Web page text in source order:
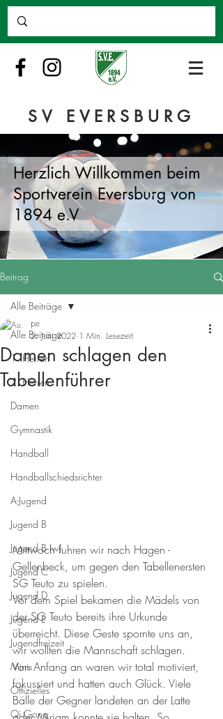
SV EVERSBURG
Herzlich Willkommen beim
Sportverein Eversburg von
1894 e.V
Beitrag
Alle Beiträge
1. Herren
2. Herren
Damen
Gymnastik
Handball
Handballschiedsrichter
A-Jugend
Jugend B
Jugend B (w)
Jugend C
Jugend D
Jugend E
Jugendfreizeit
Minis
Offizielles
Qi Gong
Alle Beiträge
Damen schlagen den
Tabellenführer
pe
2. Juni 2022 1 Min. Lesezeit
Mittwoch fuhren wir nach Hagen -
Gellenbeck, um gegen den Tabellenersten
SG Teuto zu spielen.
Vor dem Spiel bekamen die Mädels von
der SG Teuto bereits ihre Urkunde
überreicht. Diese Geste spornte uns an,
wir wollten die Mannschaft schlagen.
Von Anfang an waren wir total motiviert,
fokussiert und hatten auch Glück. Viele
Bälle der Gegner landeten an der Latte